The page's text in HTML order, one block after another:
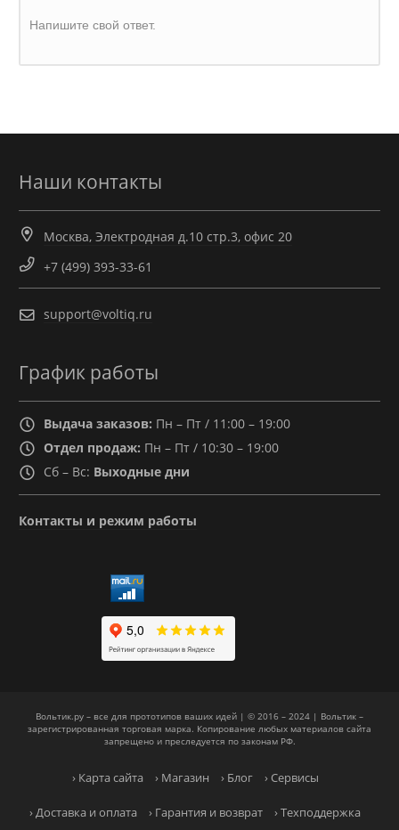
Напишите свой ответ.
Наши контакты
Москва, Электродная д.10 стр.3, офис 20
+7 (499) 393-33-61
support@voltiq.ru
График работы
Выдача заказов: Пн – Пт / 11:00 – 19:00
Отдел продаж: Пн – Пт / 10:30 – 19:00
Сб – Вс: Выходные дни
Контакты и режим работы
Вольтик.ру – все для прототипов ваших идей | © 2016 – 2024 | Вольтик –
зарегистрированная торговая марка. Копирование любых материалов сайта
запрещено и преследуется по законам РФ.
› Карта сайта › Магазин › Блог › Сервисы
› Доставка и оплата › Гарантия и возврат › Техподдержка